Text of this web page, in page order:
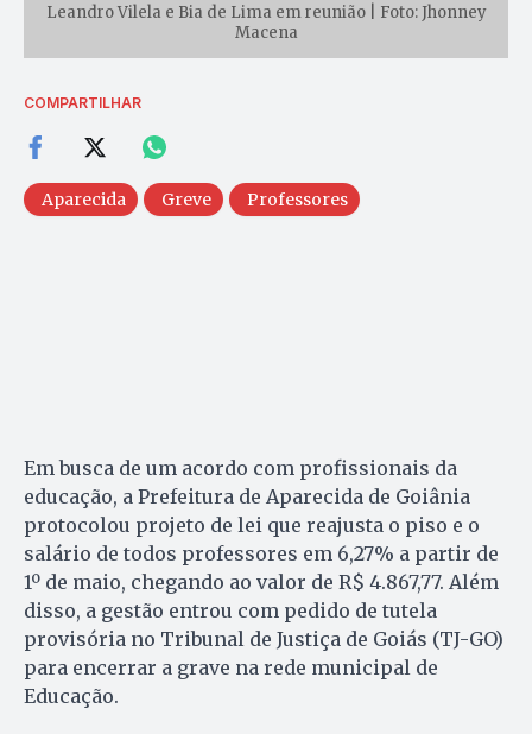
Leandro Vilela e Bia de Lima em reunião | Foto: Jhonney
Macena
COMPARTILHAR
Aparecida Greve Professores
Em busca de um acordo com profissionais da
educação, a Prefeitura de Aparecida de Goiânia
protocolou projeto de lei que reajusta o piso e o
salário de todos professores em 6,27% a partir de
1º de maio, chegando ao valor de R$ 4.867,77. Além
disso, a gestão entrou com pedido de tutela
provisória no Tribunal de Justiça de Goiás (TJ-GO)
para encerrar a grave na rede municipal de
Educação.